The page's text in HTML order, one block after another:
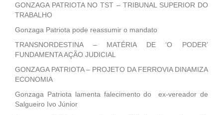
GONZAGA PATRIOTA NO TST – TRIBUNAL SUPERIOR DO
TRABALHO
Gonzaga Patriota pode reassumir o mandato
TRANSNORDESTINA – MATÉRIA DE ‘O PODER’
FUNDAMENTA AÇÃO JUDICIAL
GONZAGA PATRIOTA – PROJETO DA FERROVIA DINAMIZA
ECONOMIA
Gonzaga Patriota lamenta falecimento do ex-vereador de
Salgueiro Ivo Júnior